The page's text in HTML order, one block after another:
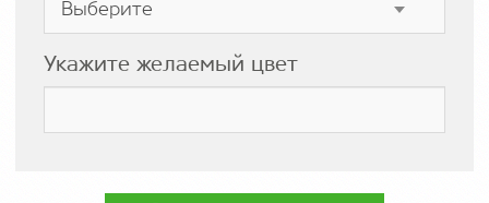
Укажите желаемый цвет